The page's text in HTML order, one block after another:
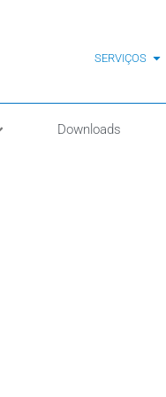
SERVIÇOS
Downloads